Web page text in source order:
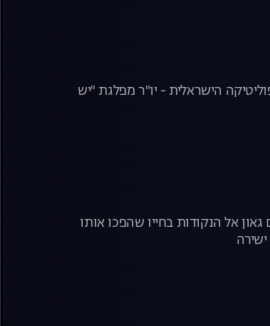
הישראלית - יו"ר מפלגת "יש
אל הנקודות בחייו שהפכו אותו